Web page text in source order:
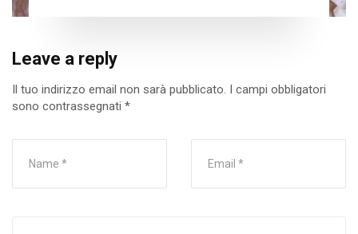
Leave a reply
Il tuo indirizzo email non sarà pubblicato. I campi obbligatori
sono contrassegnati *